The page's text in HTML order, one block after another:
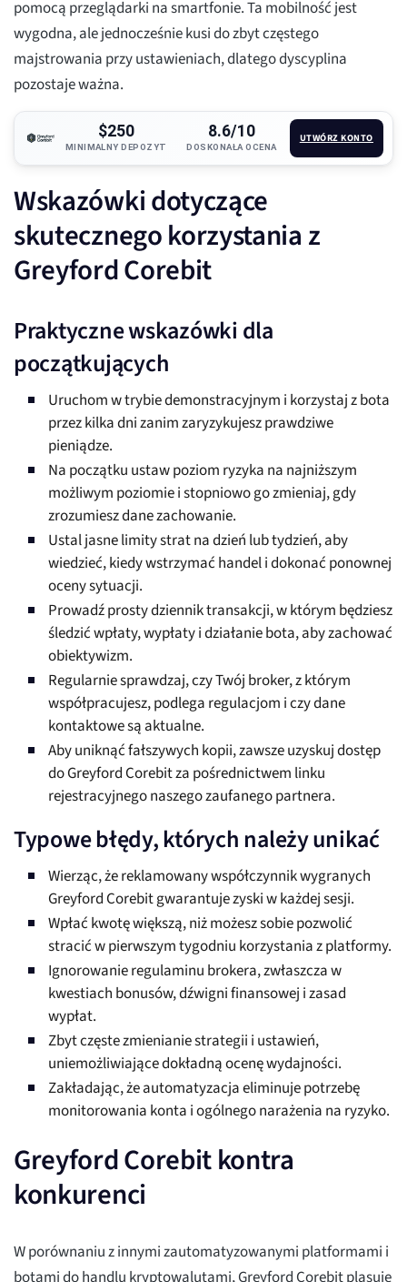
pomocą przeglądarki na smartfonie. Ta mobilność jest
wygodna, ale jednocześnie kusi do zbyt częstego
majstrowania przy ustawieniach, dlatego dyscyplina
pozostaje ważna.
$250
MINIMALNY DEPOZYT
8.6/10
DOSKONAŁA OCENA
UTWÓRZ KONTO
Wskazówki dotyczące
skutecznego korzystania z
Greyford Corebit
Praktyczne wskazówki dla
początkujących
Uruchom w trybie demonstracyjnym i korzystaj z bota
przez kilka dni zanim zaryzykujesz prawdziwe
pieniądze.
Na początku ustaw poziom ryzyka na najniższym
możliwym poziomie i stopniowo go zmieniaj, gdy
zrozumiesz dane zachowanie.
Ustal jasne limity strat na dzień lub tydzień, aby
wiedzieć, kiedy wstrzymać handel i dokonać ponownej
oceny sytuacji.
Prowadź prosty dziennik transakcji, w którym będziesz
śledzić wpłaty, wypłaty i działanie bota, aby zachować
obiektywizm.
Regularnie sprawdzaj, czy Twój broker, z którym
współpracujesz, podlega regulacjom i czy dane
kontaktowe są aktualne.
Aby uniknąć fałszywych kopii, zawsze uzyskuj dostęp
do Greyford Corebit za pośrednictwem linku
rejestracyjnego naszego zaufanego partnera.
Typowe błędy, których należy unikać
Wierząc, że reklamowany współczynnik wygranych
Greyford Corebit gwarantuje zyski w każdej sesji.
Wpłać kwotę większą, niż możesz sobie pozwolić
stracić w pierwszym tygodniu korzystania z platformy.
Ignorowanie regulaminu brokera, zwłaszcza w
kwestiach bonusów, dźwigni finansowej i zasad
wypłat.
Zbyt częste zmienianie strategii i ustawień,
uniemożliwiające dokładną ocenę wydajności.
Zakładając, że automatyzacja eliminuje potrzebę
monitorowania konta i ogólnego narażenia na ryzyko.
Greyford Corebit kontra
konkurenci
W porównaniu z innymi zautomatyzowanymi platformami i